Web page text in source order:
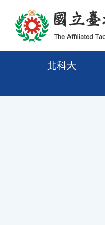
移至網頁之主要內容區位置
北科大